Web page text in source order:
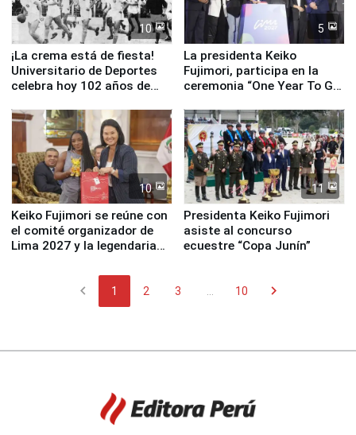
10
¡La crema está de fiesta!
Universitario de Deportes
celebra hoy 102 años de
5
La presidenta Keiko
Fujimori, participa en la
ceremonia “One Year To Go
10
Keiko Fujimori se reúne con
el comité organizador de
Lima 2027 y la legendaria
11
Presidenta Keiko Fujimori
asiste al concurso
ecuestre “Copa Junín”
chevron_left 1 2 3 10 chevron_right